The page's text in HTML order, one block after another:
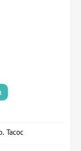
Тасос